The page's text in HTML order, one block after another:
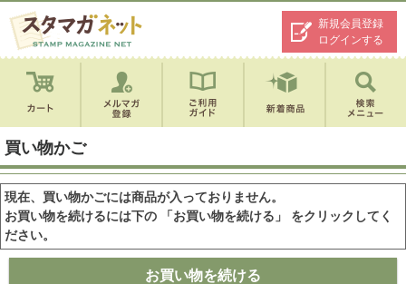
新規会員登録
ログインする
買い物かご
現在、買い物かごには商品が入っておりません。
お買い物を続けるには下の 「お買い物を続ける」 をクリックしてく
ださい。